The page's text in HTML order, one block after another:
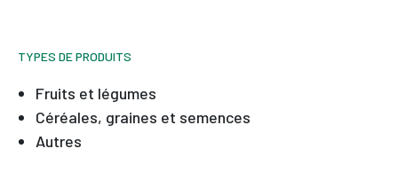
TYPES DE PRODUITS
Fruits et légumes
Céréales, graines et semences
Autres